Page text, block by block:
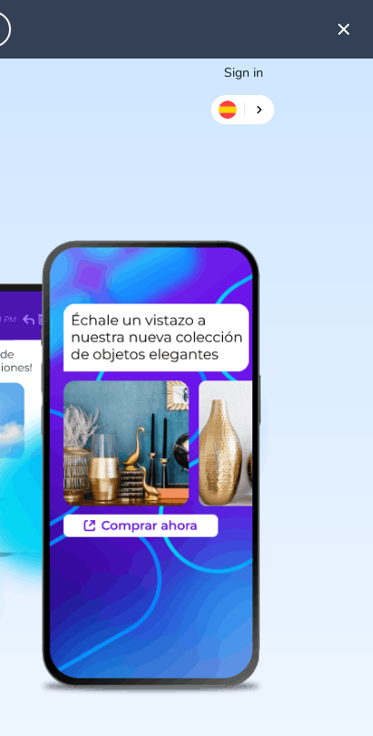
Sign in